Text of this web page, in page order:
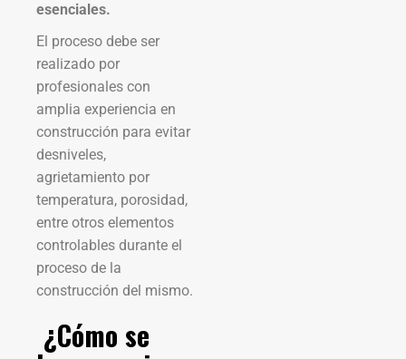
esenciales.
El proceso debe ser
realizado por
profesionales con
amplia experiencia en
construcción para evitar
desniveles,
agrietamiento por
temperatura, porosidad,
entre otros elementos
controlables durante el
proceso de la
construcción del mismo.
¿Cómo se